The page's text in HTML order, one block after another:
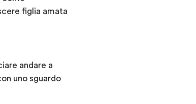
figlia amata
andare a
uno sguardo